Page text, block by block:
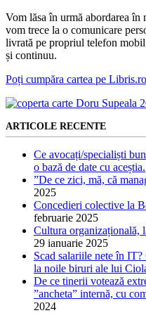
Vom lăsa în urmă abordarea în
vom trece la o comunicare
livrată pe propriul telefon
și continuu.
Poți cumpăra cartea pe Libris.ro
ARTICOLE RECENTE
Ce avocați/specialiști
o bază de date cu aceștia.
”De ce zici, mă, că
2025
Concedieri colective la
februarie 2025
Cultura organizațională,
29 ianuarie 2025
Scad salariile nete în
la noile biruri ale lui
De ce tinerii votează
”ancheta” internă, cu
2024